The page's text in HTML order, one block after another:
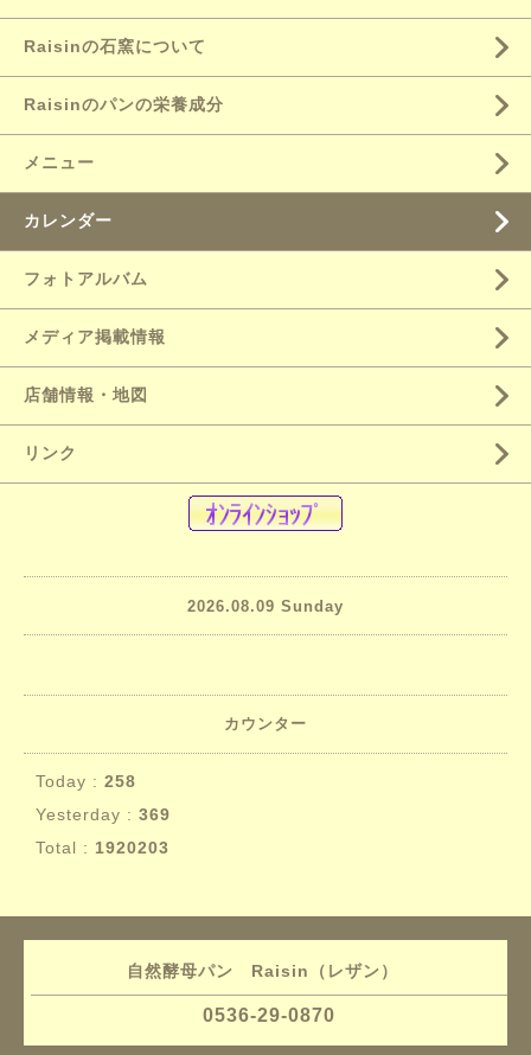
Raisinの石窯について
Raisinのパンの栄養成分
メニュー
カレンダー
フォトアルバム
メディア掲載情報
店舗情報・地図
リンク
2026.08.09 Sunday
カウンター
Today : 258
Yesterday : 369
Total : 1920203
自然酵母パン Raisin（レザン）
0536-29-0870